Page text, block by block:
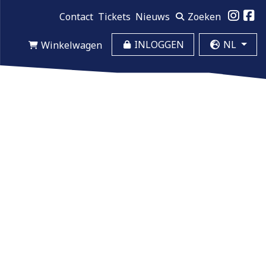
Contact Tickets Nieuws Zoeken
Winkelwagen INLOGGEN Website taal
NL